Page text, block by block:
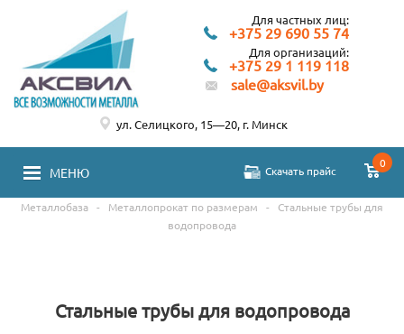
Для частных лиц:
+375 29 690 55 74
Для организаций:
+375 29 1 119 118
sale@aksvil.by
МЕНЮ Скачать прайс
0
ул. Селицкого, 15—20, г. Минск
Металлобаза - Металлопрокат по размерам -
Стальные трубы для
водопровода
Стальные трубы для водопровода